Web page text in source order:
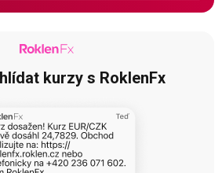
kurzy s RoklenFx